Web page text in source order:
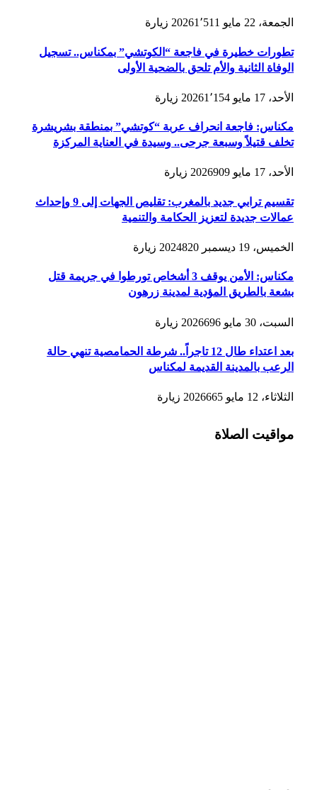
الجمعة، 22 مايو 2026 1٬511 زيارة
تطورات خطيرة في فاجعة “الكوتشي” بمكناس.. تسجيل
الوفاة الثانية والأم تلحق بالضحية الأولى
الأحد، 17 مايو 2026 1٬154 زيارة
مكناس: فاجعة انحراف عربة “كوتشي” بمنطقة بشريشرة
تخلف قتيلاً وسبعة جرحى.. وسيدة في العناية المركزة
الأحد، 17 مايو 2026 909 زيارة
تقسيم ترابي جديد بالمغرب: تقليص الجهات إلى 9 وإحداث
عمالات جديدة لتعزيز الحكامة والتنمية
الخميس، 19 ديسمبر 2024 820 زيارة
مكناس: الأمن يوقف 3 أشخاص تورطوا في جريمة قتل
بشعة بالطريق المؤدية لمدينة زرهون
السبت، 30 مايو 2026 696 زيارة
بعد اعتداء طال 12 تاجراً.. شرطة الحمامصية تنهي حالة
الرعب بالمدينة القديمة لمكناس
الثلاثاء، 12 مايو 2026 665 زيارة
مواقيت الصلاة